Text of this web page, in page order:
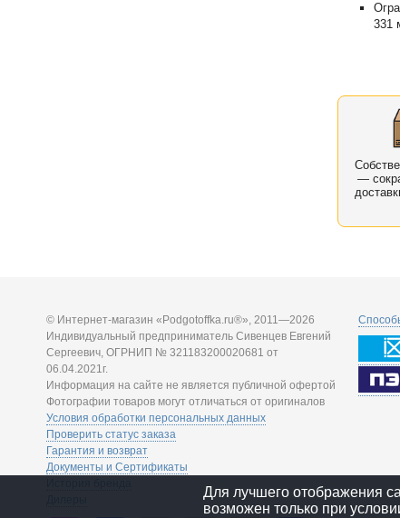
331
—
© Интернет-магазин «Podgotoffka.ru®», 2011—2026
Индивидуальный предприниматель Сивенцев Евгений
Сергеевич, ОГРНИП № 321183200020681 от
06.04.2021г.
Информация на сайте не является публичной офертой
Фотографии товаров могут отличаться от оригиналов
Условия обработки персональных данных
Проверить статус заказа
Гарантия и возврат
Документы и Сертификаты
Для лучшего отображения
возможен только при